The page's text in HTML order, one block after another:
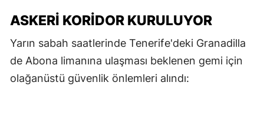
ASKERI KORIDOR KURULUYOR
Yarın sabah saatlerinde Tenerife'deki Granadilla
de Abona limanına ulaşması beklenen gemi için
olağanüstü güvenlik önlemleri alındı: